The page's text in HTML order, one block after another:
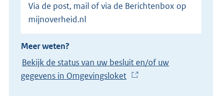
Via de post, mail of via de Berichtenbox op
mijnoverheid.nl
Meer weten?
Bekijk de status van uw besluit en/of uw
gegevens in Omgevingsloket